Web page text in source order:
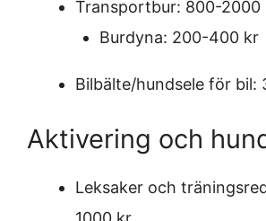
Transportbur: 800-2000
Burdyna: 200-400 kr
Bilbälte/hundsele för bil:
Aktivering och
Leksaker och